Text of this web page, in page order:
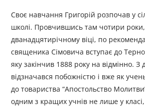
Своє навчання Григорій розпочав у
школі. Провчившись там чотири
дванадцятирічному віці, по
священика Сімовича вступає до
яку закінчив 1888 року на відмінно. З
відзначався побожністю і вже як
до товариства “Апостольство
одним з кращих учнів не лише у класі,